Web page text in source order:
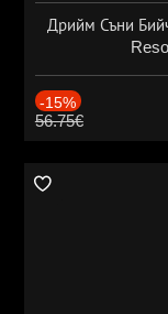
Дрийм Съни
-15%
56.75€